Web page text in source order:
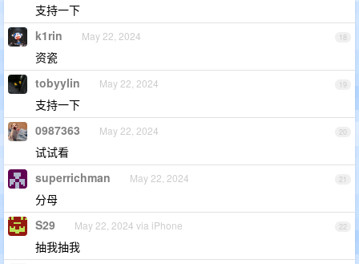
支持一下
18
k1rin May 22, 2024
资瓷
19
tobyylin May 22, 2024
支持一下
20
0987363 May 22, 2024
试试看
21
superrichman May 22, 2024
分母
22
S29 May 22, 2024 via iPhone
抽我抽我